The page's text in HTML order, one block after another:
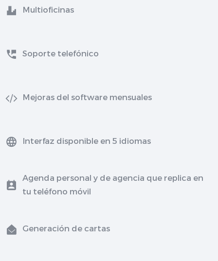
Multioficinas
Soporte telefónico
Mejoras del software mensuales
Interfaz disponible en 5 idiomas
Agenda personal y de agencia que replica en
tu teléfono móvil
Generación de cartas